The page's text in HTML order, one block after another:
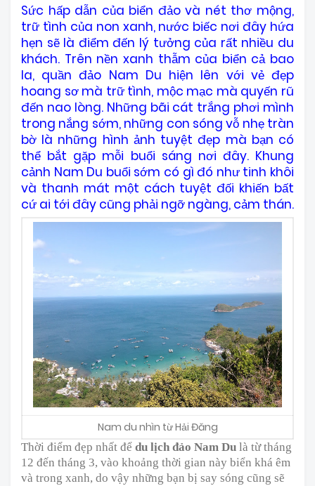
Sức hấp dẫn của biển đảo và nét thơ mộng,
trữ tình của non xanh, nước biếc nơi đây hứa
hẹn sẽ là điểm đến lý tưởng của rất nhiều du
khách. Trên nền xanh thẫm của biển cả bao
la, quần đảo Nam Du hiện lên với vẻ đẹp
hoang sơ mà trữ tình, mộc mạc mà quyến rũ
đến nao lòng. Những bãi cát trắng phơi mình
trong nắng sớm, những con sóng vỗ nhẹ tràn
bờ là những hình ảnh tuyệt đẹp mà bạn có
thể bắt gặp mỗi buổi sáng nơi đây. Khung
cảnh Nam Du buổi sớm có gì đó như tinh khôi
và thanh mát một cách tuyệt đối khiến bất
cứ ai tới đây cũng phải ngỡ ngàng, cảm thán.
Nam du nhìn từ Hải Đăng
Thời điểm đẹp nhất để du lịch đảo Nam Du là từ tháng
12 đến tháng 3, vào khoảng thời gian này biển khá êm
và trong xanh, do vậy những bạn bị say sóng cũng sẽ